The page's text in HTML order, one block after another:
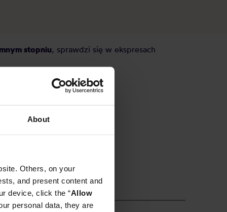
About
Others, on your
and present content and
device, click the “Allow
personal data, they are
stopniu, sprawdzi się w ekspresach